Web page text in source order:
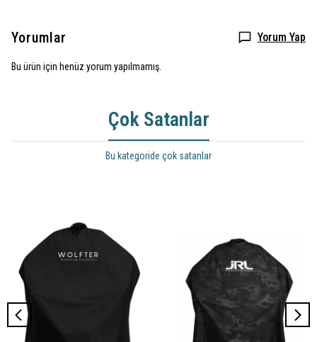
Yorumlar Yorum Yap
Bu ürün için henüz yorum yapılmamış.
Çok Satanlar
Bu kategoride çok satanlar